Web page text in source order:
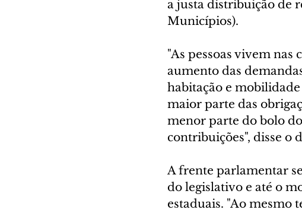
a justa distribuição de
Municípios).
"As pessoas vivem nas
aumento das
habitação e
maior parte das
menor parte do bolo
contribuições", disse o
A frente parlamentar
do legislativo e até o
estaduais. "Ao mesmo